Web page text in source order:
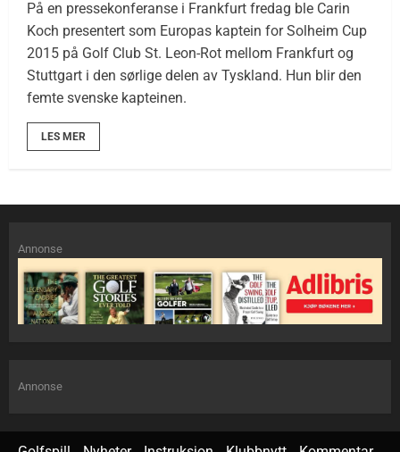
På en pressekonferanse i Frankfurt fredag ble Carin
Koch presentert som Europas kaptein for Solheim Cup
2015 på Golf Club St. Leon-Rot mellom Frankfurt og
Stuttgart i den sørlige delen av Tyskland. Hun blir den
femte svenske kapteinen.
LES MER
Annonse
Annonse